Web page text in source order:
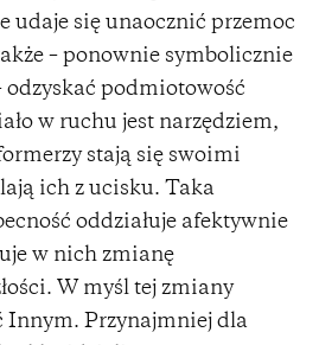
udaje się unaocznić przemoc
– ponownie symbolicznie
odzyskać podmiotowość
w ruchu jest narzędziem,
stają się swoimi
ich z ucisku. Taka
oddziałuje afektywnie
w nich zmianę
W myśl tej zmiany
Innym. Przynajmniej dla